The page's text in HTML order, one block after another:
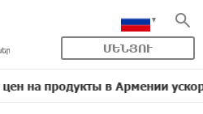
ՄԵՆՅՈՒ
в Армении ускорился